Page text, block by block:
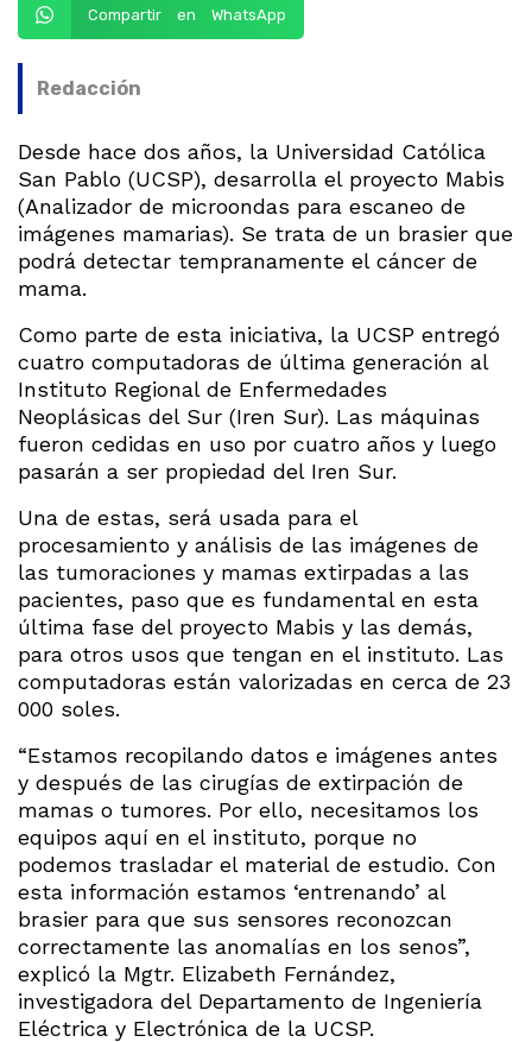
Compartir en WhatsApp
Redacción
Desde hace dos años, la Universidad Católica
San Pablo (UCSP), desarrolla el proyecto Mabis
(Analizador de microondas para escaneo de
imágenes mamarias). Se trata de un brasier que
podrá detectar tempranamente el cáncer de
mama.
Como parte de esta iniciativa, la UCSP entregó
cuatro computadoras de última generación al
Instituto Regional de Enfermedades
Neoplásicas del Sur (Iren Sur). Las máquinas
fueron cedidas en uso por cuatro años y luego
pasarán a ser propiedad del Iren Sur.
Una de estas, será usada para el
procesamiento y análisis de las imágenes de
las tumoraciones y mamas extirpadas a las
pacientes, paso que es fundamental en esta
última fase del proyecto Mabis y las demás,
para otros usos que tengan en el instituto. Las
computadoras están valorizadas en cerca de 23
000 soles.
“Estamos recopilando datos e imágenes antes
y después de las cirugías de extirpación de
mamas o tumores. Por ello, necesitamos los
equipos aquí en el instituto, porque no
podemos trasladar el material de estudio. Con
esta información estamos ‘entrenando’ al
brasier para que sus sensores reconozcan
correctamente las anomalías en los senos”,
explicó la Mgtr. Elizabeth Fernández,
investigadora del Departamento de Ingeniería
Eléctrica y Electrónica de la UCSP.